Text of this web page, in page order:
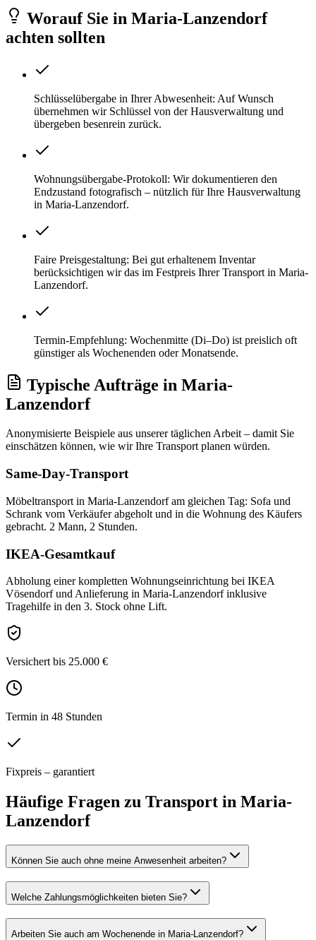
Worauf Sie in Maria-Lanzendorf
achten sollten
Schlüsselübergabe in Ihrer Abwesenheit: Auf Wunsch
übernehmen wir Schlüssel von der Hausverwaltung und
übergeben besenrein zurück.
Wohnungsübergabe-Protokoll: Wir dokumentieren den
Endzustand fotografisch – nützlich für Ihre Hausverwaltung
in Maria-Lanzendorf.
Faire Preisgestaltung: Bei gut erhaltenem Inventar
berücksichtigen wir das im Festpreis Ihrer Transport in Maria-
Lanzendorf.
Termin-Empfehlung: Wochenmitte (Di–Do) ist preislich oft
günstiger als Wochenenden oder Monatsende.
Typische Aufträge in Maria-
Lanzendorf
Anonymisierte Beispiele aus unserer täglichen Arbeit – damit Sie
einschätzen können, wie wir Ihre Transportplanen würden.
Same-Day-Transport
Möbeltransport in Maria-Lanzendorf am gleichen Tag: Sofa und
Schrank vom Verkäufer abgeholt und in die Wohnung des Käufers
gebracht. 2 Mann, 2 Stunden.
IKEA-Gesamtkauf
Abholung einer kompletten Wohnungseinrichtung bei IKEA
Vösendorf und Anlieferung in Maria-Lanzendorf inklusive
Tragehilfe in den 3. Stock ohne Lift.
Versichert bis 25.000 €
Termin in 48 Stunden
Fixpreis – garantiert
Häufige Fragen zu Transport in Maria-
Lanzendorf
Können Sie auch ohne meine Anwesenheit arbeiten?
Welche Zahlungsmöglichkeiten bieten Sie?
Arbeiten Sie auch am Wochenende in Maria-Lanzendorf?